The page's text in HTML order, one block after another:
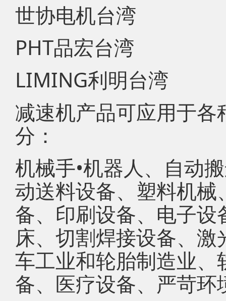
世协电机台湾
PHT品宏台湾
LIMING利明台湾
减速机产品可应用于
分：
机械手•机器人、自动
动送料设备、塑料机
备、印刷设备、电子
床、切割焊接设备、
车工业和轮胎制造业
备、医疗设备、严苛